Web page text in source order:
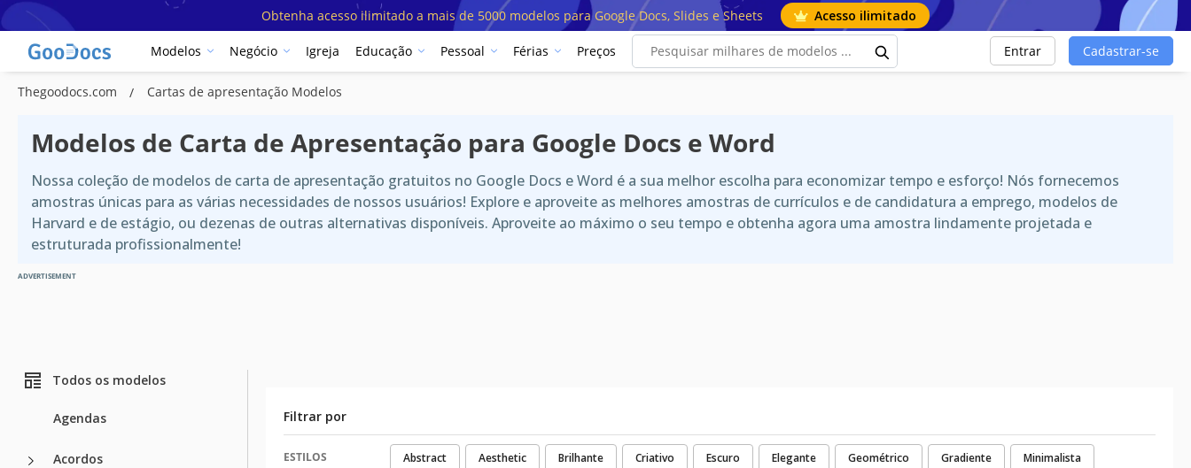
Obtenha acesso ilimitado a mais de 5000 modelos para Google Docs, Slides e Sheets Acesso ilimitado
Modelos Negócio Igreja Educação Pessoal Férias Preços Entrar Cadastrar-se
Thegoodocs.com Cartas de apresentação Modelos
Modelos de Carta de Apresentação para Google Docs e Word
Nossa coleção de modelos de carta de apresentação gratuitos no Google Docs e Word é a sua melhor escolha para economizar tempo e esforço! Nós fornecemos
amostras únicas para as várias necessidades de nossos usuários! Explore e aproveite as melhores amostras de currículos e de candidatura a emprego, modelos de
Harvard e de estágio, ou dezenas de outras alternativas disponíveis. Aproveite ao máximo o seu tempo e obtenha agora uma amostra lindamente projetada e
estruturada profissionalmente!
ADVERTISEMENT
Todos os modelos
Agendas
Acordos
Filtrar por
ESTILOS Abstract Aesthetic Brilhante Criativo Escuro Elegante Geométrico Gradiente Minimalista